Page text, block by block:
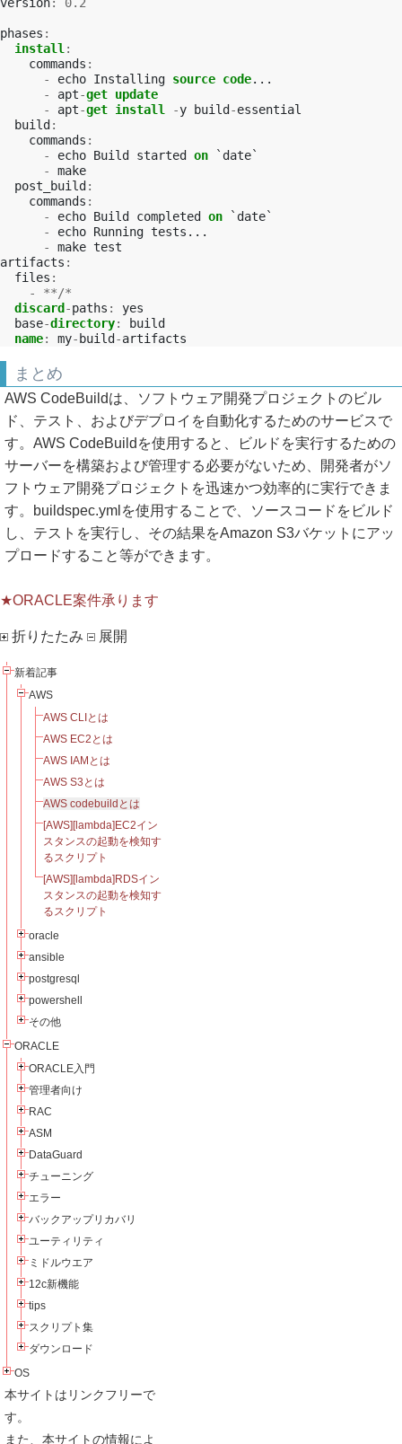
phases :
install :
commands :
-
echo Installing source code
-
apt-get update
-
apt-get install -y build -
build :
commands :
-
echo Build started on
-
post_build :
commands :
-
echo Build completed on
-
echo Running
-
make test
artifacts :
files :
-
**/*
discard -paths :
base-directory:
name: my- build -
まとめ
AWS CodeBuildは、ソフトウェア開発プロジェクトのビル
ド、テスト、およびデプロイを自動化するためのサービスで
す。AWS CodeBuildを使用すると、ビルドを実行するための
サーバーを構築および管理する必要がないため、開発者がソ
フトウェア開発プロジェクトを迅速かつ効率的に実行できま
す。buildspec.ymlを使用することで、ソースコードをビルド
し、テストを実行し、その結果をAmazon S3バケットにアッ
プロードすること等ができます。
★ORACLE案件承ります
折りたたみ 展開
新着記事
AWS
AWS CLIとは
AWS EC2とは
AWS IAMとは
AWS S3とは
AWS codebuildとは
[AWS][lambda]EC2イン
スタンスの起動を検知す
るスクリプト
[AWS][lambda]RDSイン
スタンスの起動を検知す
るスクリプト
oracle
ansible
postgresql
powershell
その他
ORACLE
ORACLE入門
管理者向け
RAC
ASM
DataGuard
チューニング
エラー
バックアップリカバリ
ユーティリティ
ミドルウエア
12c新機能
tips
スクリプト集
ダウンロード
OS
本サイトはリンクフリーで
す。
また、本サイトの情報によ